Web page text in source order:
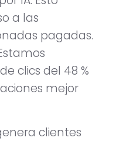
a las
pagadas.
clics del 48 %
mejor
clientes